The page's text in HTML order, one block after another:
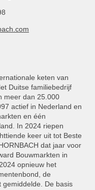
keten van
Duitse familiebedrijf
meer dan 25.000
actief in Nederland en
en één
In 2024 riepen
keer uit tot Beste
dat jaar voor
Bouwmarkten in
opnieuw het
de
gemiddelde. De basis